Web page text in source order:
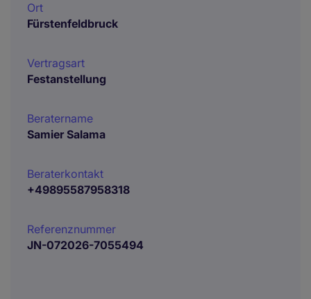
Ort
Fürstenfeldbruck
Vertragsart
Festanstellung
Beratername
Samier Salama
Beraterkontakt
+49895587958318
Referenznummer
JN-072026-7055494